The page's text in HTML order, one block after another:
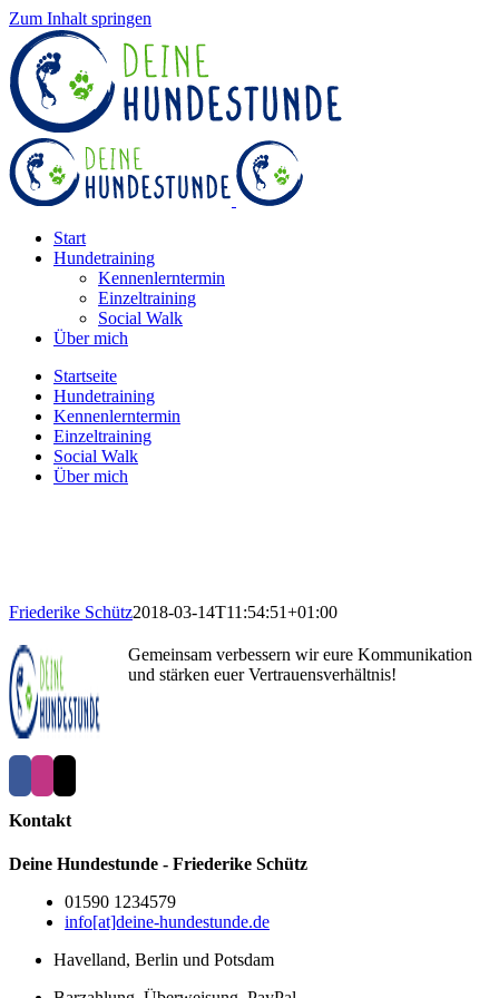
Zum Inhalt springen
Start
Hundetraining
Kennenlerntermin
Einzeltraining
Social Walk
Über mich
Startseite
Hundetraining
Kennenlerntermin
Einzeltraining
Social Walk
Über mich
Friederike Schütz2018-03-14T11:54:51+01:00
Gemeinsam verbessern wir eure Kommunikation
und stärken euer Vertrauensverhältnis!
Kontakt
Deine Hundestunde - Friederike Schütz
01590 1234579
info[at]deine-hundestunde.de
Havelland, Berlin und Potsdam